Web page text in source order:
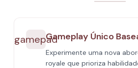
gamepadGameplay Único
Experimente uma nova
royale que prioriza